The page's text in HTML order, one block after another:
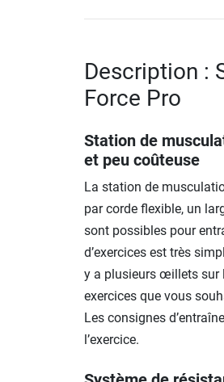
Description :
Force Pro
Station de
et peu coûteuse
La station de
par corde flexible, un
sont possibles pour
d’exercices est très
y a plusieurs œillets sur
exercices que vous
Les consignes
l’exercice.